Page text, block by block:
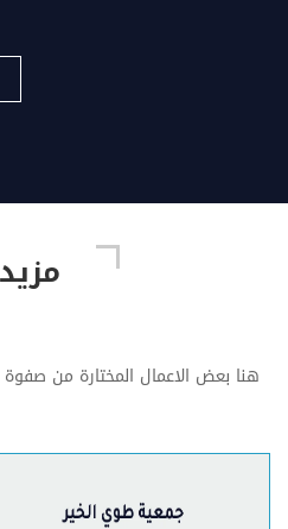
هنا بعض الاعمال المختارة من صفوة